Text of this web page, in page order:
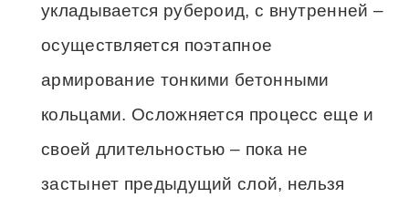
укладывается рубероид, с внутренней –
осуществляется поэтапное
армирование тонкими бетонными
кольцами. Осложняется процесс еще и
своей длительностью – пока не
застынет предыдущий слой, нельзя